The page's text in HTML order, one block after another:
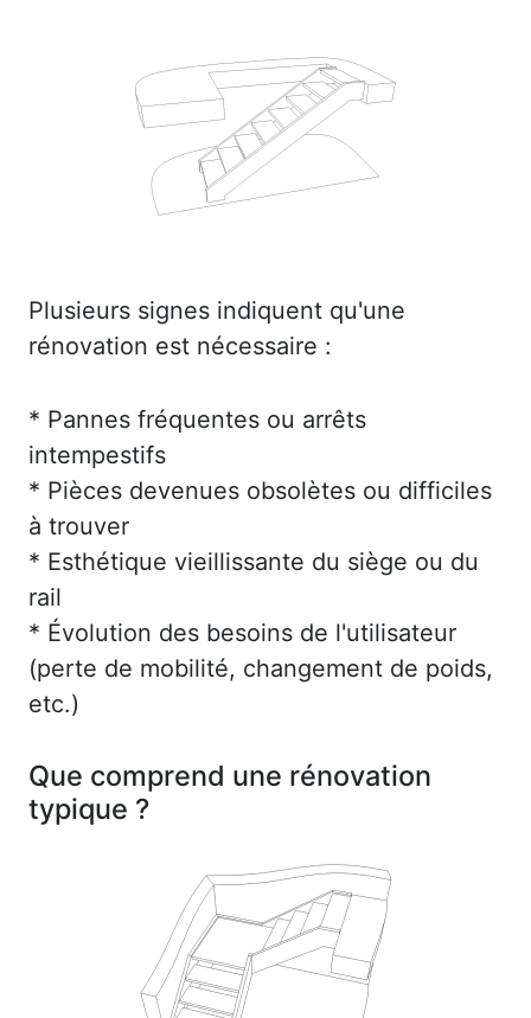
Plusieurs signes indiquent qu'une
rénovation est nécessaire :
* Pannes fréquentes ou arrêts
intempestifs
* Pièces devenues obsolètes ou difficiles
à trouver
* Esthétique vieillissante du siège ou du
rail
* Évolution des besoins de l'utilisateur
(perte de mobilité, changement de poids,
etc.)
Que comprend une rénovation
typique ?